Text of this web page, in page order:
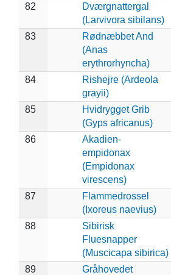
82
Dværgnattergal
(Larvivora sibilans)
83
Rødnæbbet And
(Anas
erythrorhyncha)
84
Rishejre (Ardeola
grayii)
85
Hvidrygget Grib
(Gyps africanus)
86
Akadien-
empidonax
(Empidonax
virescens)
87
Flammedrossel
(Ixoreus naevius)
88
Sibirisk
Fluesnapper
(Muscicapa sibirica)
89
Gråhovedet